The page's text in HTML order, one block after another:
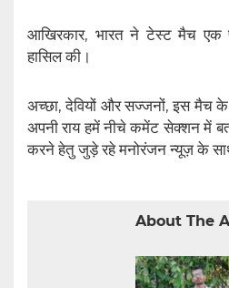
आखिरकार, भारत ने टेस्ट मैच एक
हासिल की।
अच्छा, देवियों और सज्जनों, इस मैच के
अपनी राय हमें नीचे कमेंट सेक्शन में
करने हेतु जुड़े रहे मनोरंजन न्यूज़ के
About The